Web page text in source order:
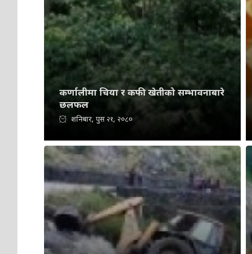
कर्णालीमा चिया र कफी खेतीको सम्भावनाबारे
छलफल
शनिबार, पुस २१, २०८०